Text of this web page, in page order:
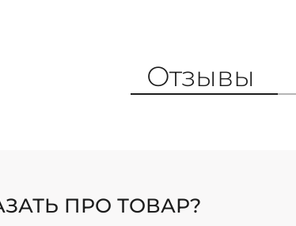
Отзывы
ПРО ТОВАР?